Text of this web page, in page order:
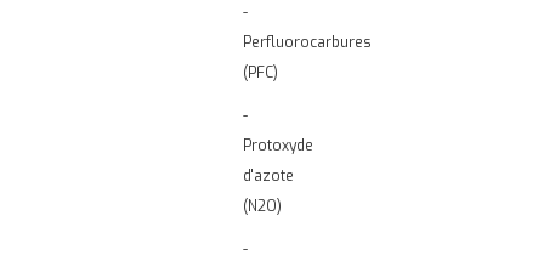
-
Perfluorocarbures
(PFC)
-
Protoxyde
d'azote
(N2O)
-